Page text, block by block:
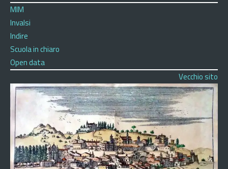
MIM
Invalsi
Indire
Scuola in chiaro
Open data
Vecchio sito